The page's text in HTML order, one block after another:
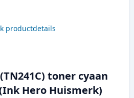
productdetails
toner cyaan
Hero Huismerk)